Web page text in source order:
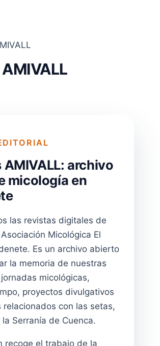
AMIVALL: archivo
micología en
las revistas digitales de
Micológica El
Es un archivo abierto
la memoria de nuestras
micológicas,
proyectos divulgativos
relacionados con las setas,
Serranía de Cuenca.
recoge el trabajo de la